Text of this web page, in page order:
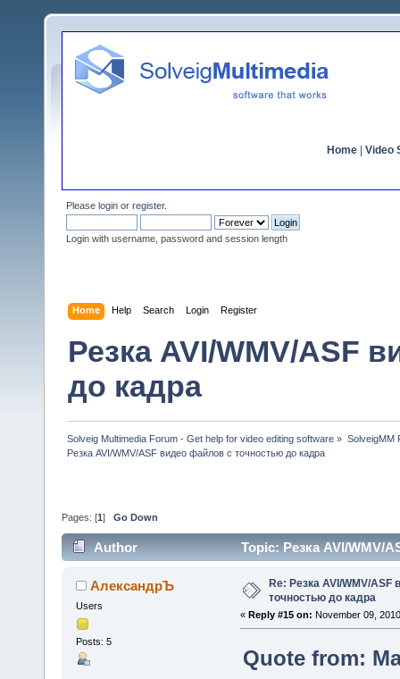
Home Video
Please login or register.
Login with username, password and session length
Home Help Search Login Register
Резка AVI/WMV/ASF
до кадра
Solveig Multimedia Forum - Get help for video editing software » SolveigMM
Резка AVI/WMV/ASF видео файлов с точностью до кадра
Pages: [1 ] Go Down
Author Topic: Резка AVI/WMV/
АлександрЪ
Users
Posts: 5
Re: Резка AVI/WMV/
точностью до кадра
« Reply #15 on: November 09,
Quote from: